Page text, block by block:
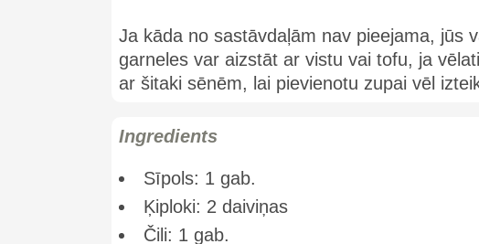
Ja kāda no sastāvdaļām nav pieejama, jūs
garneles var aizstāt ar vistu vai tofu, ja
ar šitaki sēnēm, lai pievienotu zupai vēl
Ingredients
Sīpols: 1 gab.
Ķiploki: 2 daiviņas
Čili: 1 gab.